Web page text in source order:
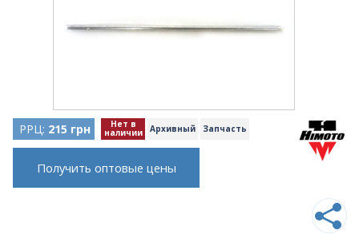
РРЦ: 215 грн Нет в
наличии Архивный Запчасть
Получить оптовые цены